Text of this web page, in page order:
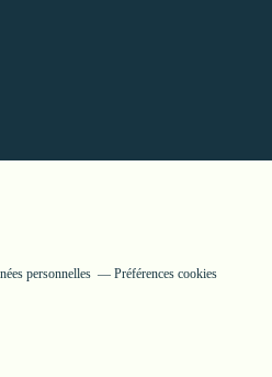
personnelles Préférences cookies